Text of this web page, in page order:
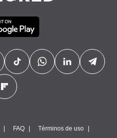
FAQ Términos de uso